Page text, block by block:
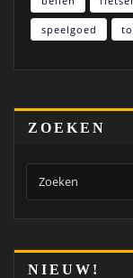
speelgoed
ZOEKEN
NIEUW!